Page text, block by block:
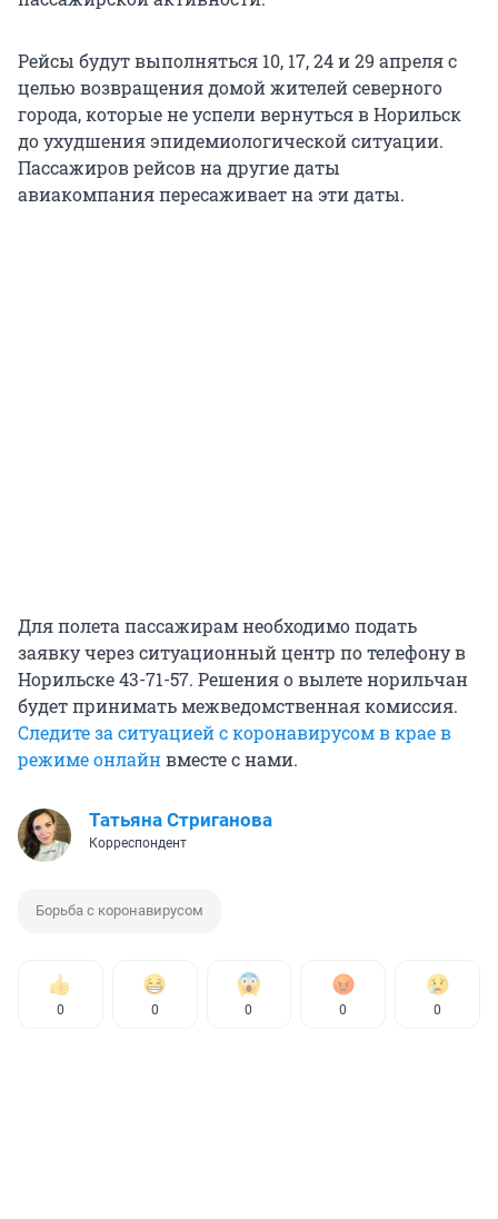
Рейсы будут выполняться 10, 17, 24 и 29 апреля с
целью возвращения домой жителей северного
города, которые не успели вернуться в Норильск
до ухудшения эпидемиологической ситуации.
Пассажиров рейсов на другие даты
авиакомпания пересаживает на эти даты.
Для полета пассажирам необходимо подать
заявку через ситуационный центр по телефону в
Норильске 43-71-57. Решения о вылете норильчан
будет принимать межведомственная комиссия.
Следите за ситуацией с коронавирусом в крае в
режиме онлайнвместе с нами.
Татьяна Стриганова
Корреспондент
Борьба с коронавирусом
0 0 0 0 0